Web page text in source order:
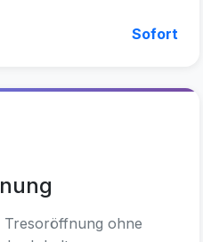
Sofort
Tresoröffnung ohne